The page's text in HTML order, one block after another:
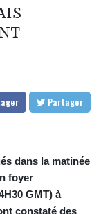
2612.150446
CHF 0.931709
CNH 7.795213
CUC 1.155308
CUP 30.615654
CVE 110.229477
CZK 24.187288
Partager
dans la matinée
foyer
GMT) à
constaté des